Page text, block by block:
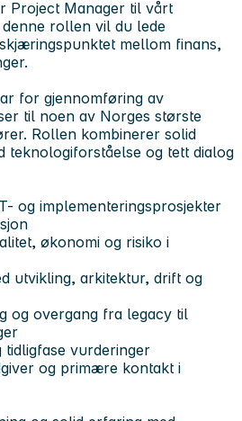
Project Manager til vårt
rollen vil du lede
mellom finans,
for gjennomføring av
til noen av Norges største
Rollen kombinerer solid
teknologiforståelse og tett dialog
og implementeringsprosjekter
økonomi og risiko i
utvikling, arkitektur, drift og
og overgang fra legacy til
tidligfase vurderinger
og primære kontakt i